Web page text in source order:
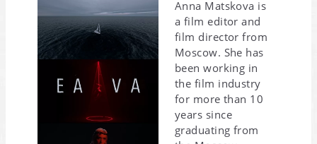
Anna Matskova is
a film editor and
film director from
Moscow. She has
been working in
the film industry
for more than 10
years since
graduating from